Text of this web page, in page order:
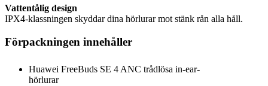
Vattentålig design
IPX4-klassningen skyddar dina hörlurar mot stänk rån alla håll.
Förpackningen innehåller
Huawei FreeBuds SE 4 ANC trådlösa in-ear-
hörlurar